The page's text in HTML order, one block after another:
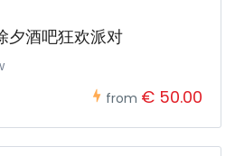
夕酒吧狂欢派对
from € 50.00